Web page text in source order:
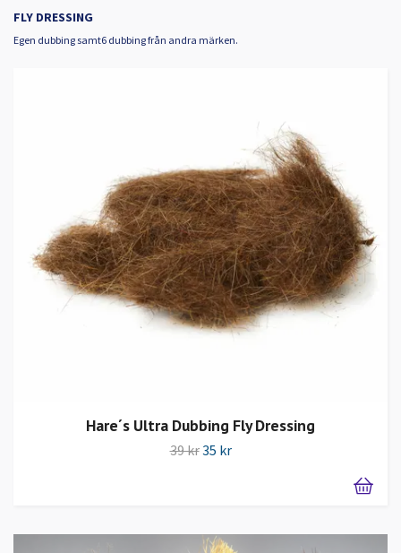
FLY DRESSING
Egen dubbing samt6 dubbing från andra märken.
Hare´s Ultra Dubbing Fly Dressing
39 kr35 kr